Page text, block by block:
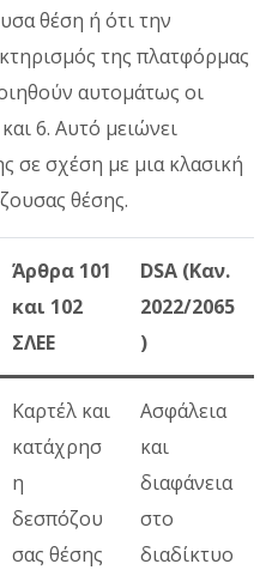
θέση ή ότι την
της πλατφόρμας
αυτομάτως οι
6. Αυτό μειώνει
σε σχέση με μια κλασική
θέσης.
Άρθρα 101
και 102
ΣΛΕΕ
DSA (Καν.
2022/2065
)
Καρτέλ και
κατάχρησ
η
δεσπόζου
σας θέσης
Ασφάλεια
και
διαφάνεια
στο
διαδίκτυο